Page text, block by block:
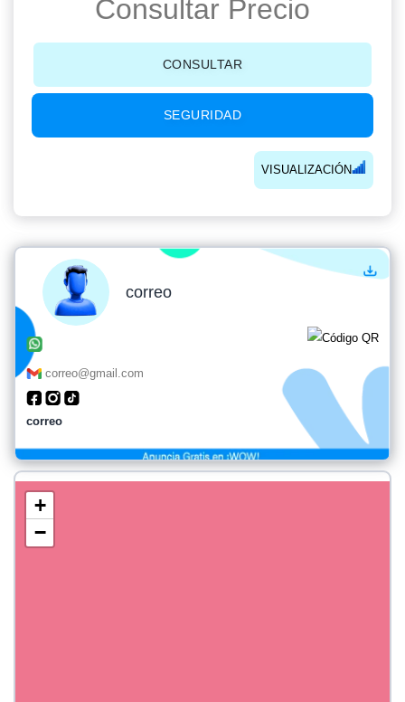
Consultar Precio
CONSULTAR
SEGURIDAD
VISUALIZACIÓN
correo
correo@gmail.com
correo
+
−